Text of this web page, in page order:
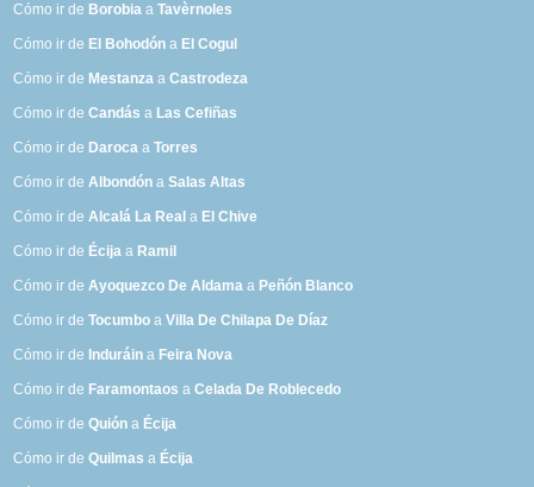
Cómo ir de Borobia aTavèrnoles
Cómo ir de El Bohodón a El Cogul
Cómo ir de Mestanza aCastrodeza
Cómo ir deCandás a Las Cefiñas
Cómo ir de Daroca aTorres
Cómo ir deAlbondón aSalas Altas
Cómo ir deAlcalá La Real a El Chive
Cómo ir de Écija a Ramil
Cómo ir deAyoquezco De Aldama a Peñón Blanco
Cómo ir deTocumbo aVilla De Chilapa De Díaz
Cómo ir de Induráin a Feira Nova
Cómo ir de Faramontaos aCelada De Roblecedo
Cómo ir deQuión a Écija
Cómo ir deQuilmas a Écija